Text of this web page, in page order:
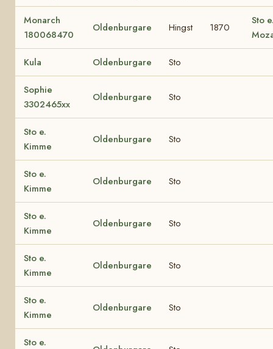
Monarch
180068470
Oldenburgare Hingst 1870
Sto
Kula Oldenburgare Sto
Sophie
3302465xx
Oldenburgare Sto
Sto e.
Kimme
Oldenburgare Sto
Sto e.
Kimme
Oldenburgare Sto
Sto e.
Kimme
Oldenburgare Sto
Sto e.
Kimme
Oldenburgare Sto
Sto e.
Kimme
Oldenburgare Sto
Sto e.